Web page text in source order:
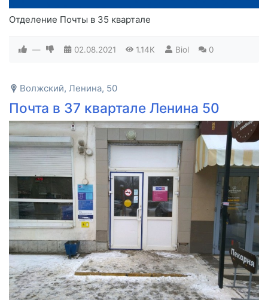
Отделение Почты в 35 квартале
— 02.08.2021 1.14K Biol 0
Волжский, Ленина, 50
Почта в 37 квартале Ленина 50